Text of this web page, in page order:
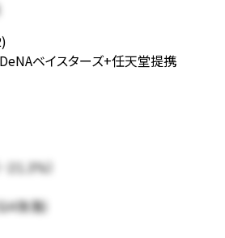
ベイスターズ+任天堂提携
21.3%)
急落)